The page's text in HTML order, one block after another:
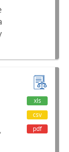
xls
csv
pdf